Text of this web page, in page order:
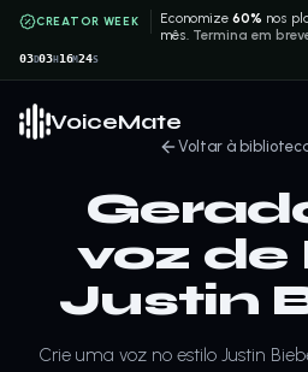
CREATOR WEEK Economize60% nos
mês. Termina em
03D03H 16M24S
VoiceMate
Voltar à
voz de
Justin
Crie uma voz no estilo Justin